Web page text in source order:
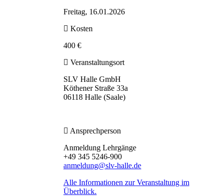
Freitag, 16.01.2026
Kosten
400 €
Veranstaltungsort
SLV Halle GmbH
Köthener Straße 33a
06118 Halle (Saale)
Ansprechperson
Anmeldung Lehrgänge
+49 345 5246-900
anmeldung@slv-halle.de
Alle Informationen zur Veranstaltung im
Überblick.